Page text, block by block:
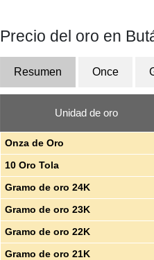
Precio del oro en
Resumen Once
Unidad de oro
Onza de Oro
10 Oro Tola
Gramo de oro 24K
Gramo de oro 23K
Gramo de oro 22K
Gramo de oro 21K